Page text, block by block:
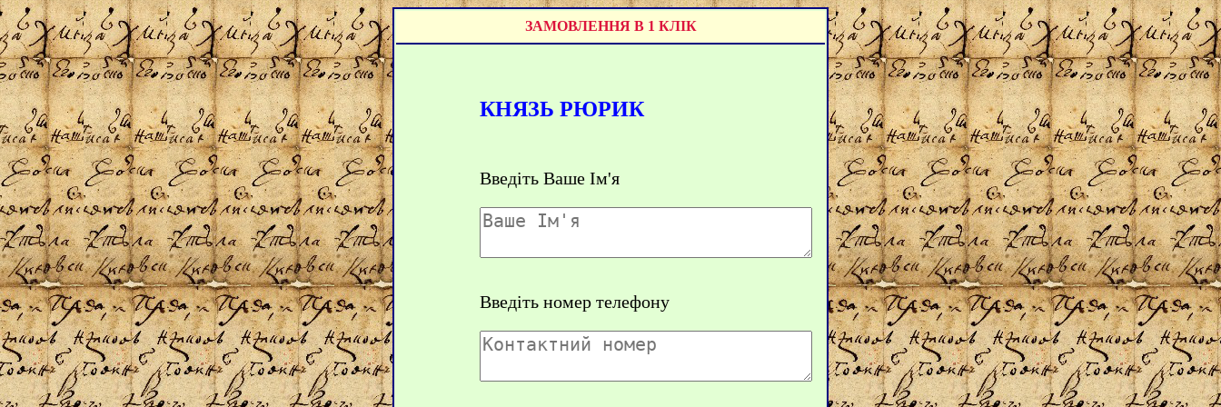
ЗАМОВЛЕННЯ В 1 КЛІК
КНЯЗЬ РЮРИК
Введіть Ваше Ім'я
Введіть номер телефону